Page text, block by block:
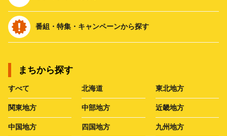
番組・特集・キャンペーンから探す
まちから探す
すべて 北海道 東北地方
関東地方 中部地方 近畿地方
中国地方 四国地方 九州地方